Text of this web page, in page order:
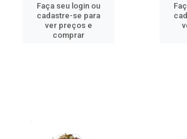
Faça seu login ou
cadastre-se para
ver preços e
comprar